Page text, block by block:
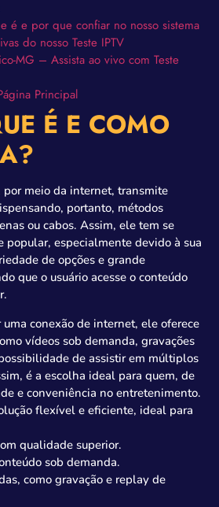
é e por que confiar no nosso sistema
do nosso Teste IPTV
MG – Assista ao vivo com Teste
Principal
É E COMO
por meio da internet, transmite
portanto, métodos
ou cabos. Assim, ele tem se
popular, especialmente devido à sua
de opções e grande
que o usuário acesse o conteúdo
conexão de internet, ele oferece
vídeos sob demanda, gravações
de assistir em múltiplos
é a escolha ideal para quem, de
e conveniência no entretenimento.
flexível e eficiente, ideal para
qualidade superior.
sob demanda.
como gravação e replay de